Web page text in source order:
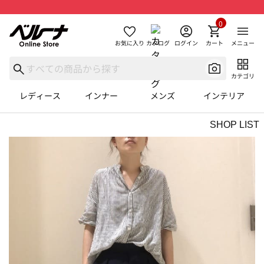
お気に入り カタログ ログイン カート
0
メニュー
カテゴリ
レディース インナー メンズ インテリア
SHOP LIST